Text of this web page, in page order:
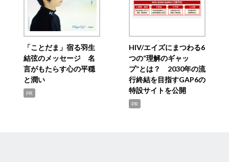
「ことだま」宿る羽生
結弦のメッセージ 名
言がもたらす心の平穏
と潤い
PR
HIV/エイズにまつわる6
つの“理解のギャッ
プ”とは？ 2030年の流
行終結を目指すGAP6の
特設サイトを公開
PR